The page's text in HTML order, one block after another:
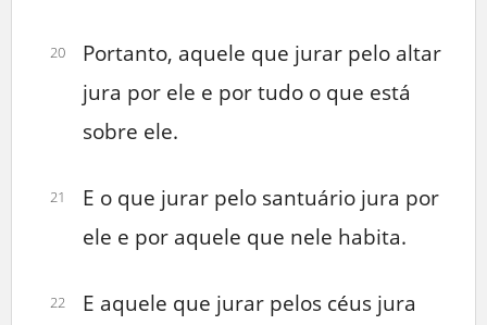
20
Portanto, aquele que jurar pelo altar
jura por ele e por tudo o que está
sobre ele.
21
E o que jurar pelo santuário jura por
ele e por aquele que nele habita.
22
E aquele que jurar pelos céus jura